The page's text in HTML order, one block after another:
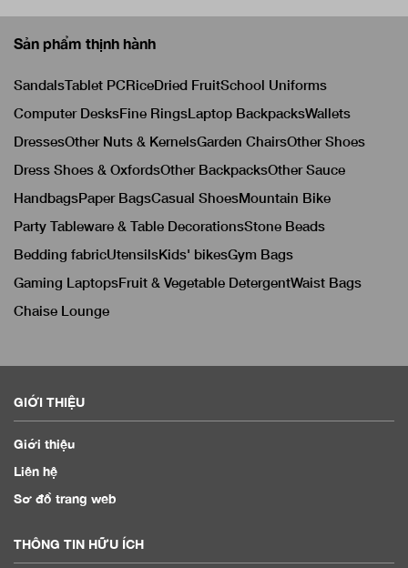
Sản phẩm thịnh hành
SandalsTablet PCRiceDried FruitSchool Uniforms
Computer DesksFine RingsLaptop BackpacksWallets
DressesOther Nuts & KernelsGarden ChairsOther Shoes
Dress Shoes & OxfordsOther BackpacksOther Sauce
HandbagsPaper BagsCasual ShoesMountain Bike
Party Tableware & Table DecorationsStone Beads
Bedding fabricUtensilsKids' bikesGym Bags
Gaming LaptopsFruit & Vegetable DetergentWaist Bags
Chaise Lounge
GIỚI THIỆU
Giới thiệu
Liên hệ
Sơ đồ trang web
THÔNG TIN HỮU ÍCH